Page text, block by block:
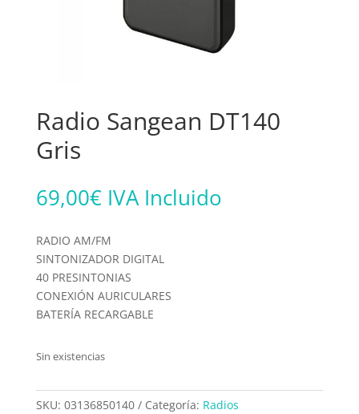
Radio Sangean DT140
Gris
69,00€ IVA Incluido
RADIO AM/FM
SINTONIZADOR DIGITAL
40 PRESINTONIAS
CONEXIÓN AURICULARES
BATERÍA RECARGABLE
Sin existencias
SKU: 03136850140 Categoría: Radios